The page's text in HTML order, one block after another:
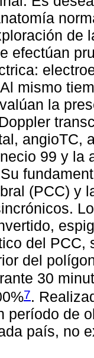
de
efectúan
mismo
la
angioTC,
99 y la
(PCC) y
del PCC,
del
30
7.
período de
país, no